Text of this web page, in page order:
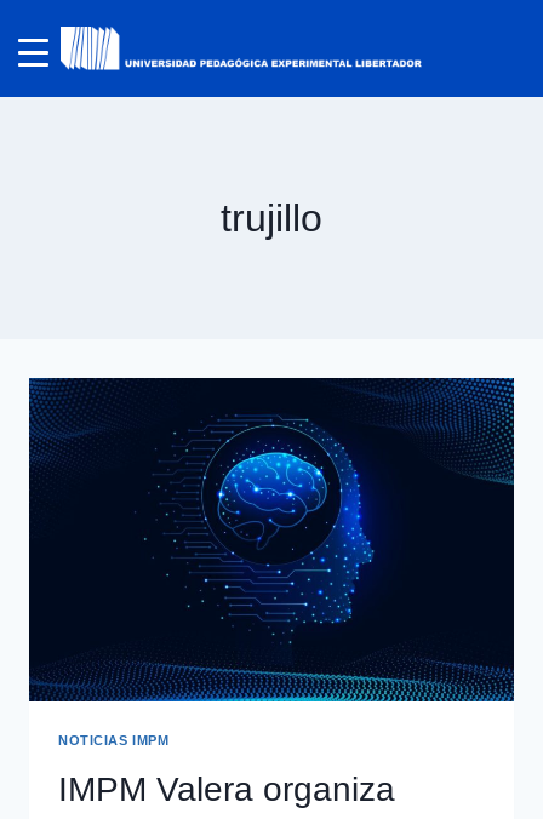
trujillo
NOTICIAS IMPM
IMPM Valera organiza